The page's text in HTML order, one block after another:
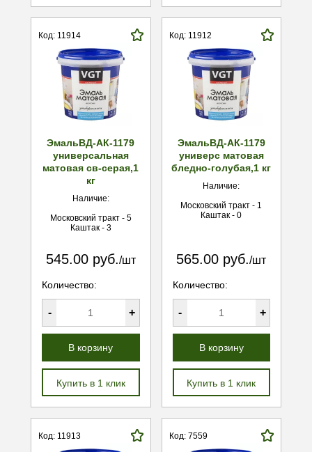
Код: 11914
ЭмальВД-АК-1179
универсальная
матовая св-серая,1
кг
Наличие:
Московский тракт - 5
Каштак - 3
545.00 руб./шт
Количество:
- +
В корзину
Купить в 1 клик
Код: 11912
ЭмальВД-АК-1179
универс матовая
бледно-голубая,1 кг
Наличие:
Московский тракт - 1
Каштак - 0
565.00 руб./шт
Количество:
- +
В корзину
Купить в 1 клик
Код: 11913 Код: 7559